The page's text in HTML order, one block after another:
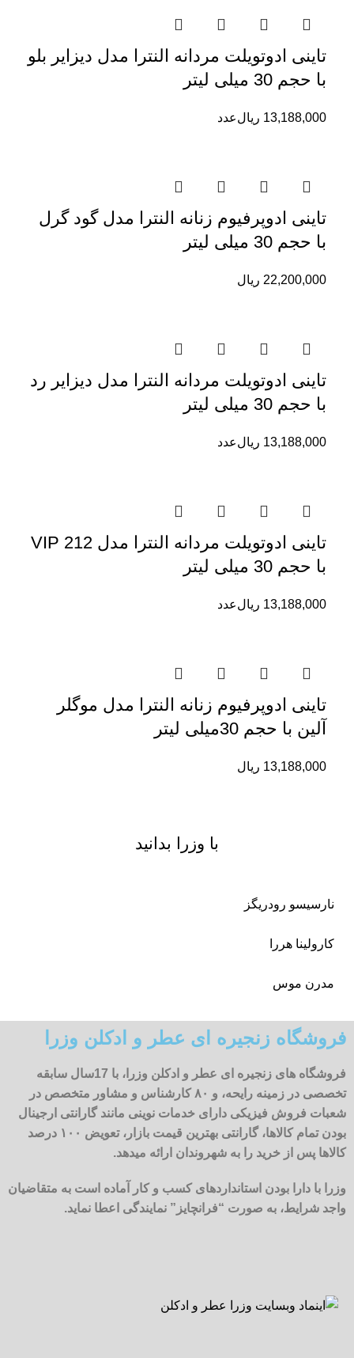
تاینی ادوتویلت مردانه النترا مدل دیزایر بلو
با حجم 30 میلی لیتر
13,188,000 ریالعدد
تاینی ادوپرفیوم زنانه النترا مدل گود گرل
با حجم 30 میلی لیتر
22,200,000 ریال
تاینی ادوتویلت مردانه النترا مدل دیزایر رد
با حجم 30 میلی لیتر
13,188,000 ریالعدد
تاینی ادوتویلت مردانه النترا مدل 212 VIP
با حجم 30 میلی لیتر
13,188,000 ریالعدد
تاینی ادوپرفیوم زنانه النترا مدل موگلر
آلین با حجم 30میلی لیتر
13,188,000 ریال
با وزرا بدانید
نارسیسو رودریگز
کارولینا هررا
مدرن موس
فروشگاه زنجیره ای عطر و ادکلن وزرا
فروشگاه های زنجیره ای عطر و ادکلن وزرا، با 17سال سابقه
تخصصی در زمینه رایحه، و ۸۰ کارشناس و مشاور متخصص در
شعبات فروش فیزیکی دارای خدمات نوینی مانند گارانتی ارجینال
بودن تمام کالاها، گارانتی بهترین قیمت بازار، تعویض ۱۰۰ درصد
کالاها پس از خرید را به شهروندان ارائه میدهد.
وزرا با دارا بودن استانداردهای کسب و کار آماده است به متقاضیان
واجد شرایط، به صورت “فرانچایز” نمایندگی اعطا نماید.